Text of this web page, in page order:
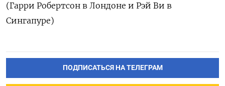
(Гарри Робертсон в Лондоне и Рэй Ви в
Сингапуре)
ПОДПИСАТЬСЯ НА ТЕЛЕГРАМ